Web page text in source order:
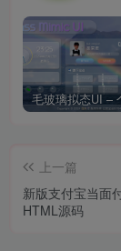
上一篇
新版支付宝当面
HTML源码